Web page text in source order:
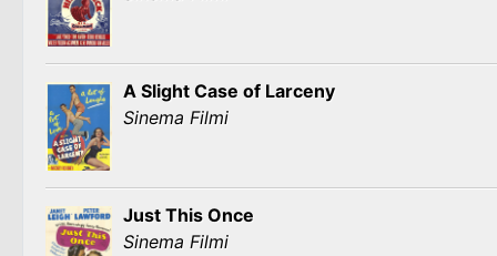
A Slight Case of Larceny
Sinema Filmi
Just This Once
Sinema Filmi